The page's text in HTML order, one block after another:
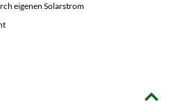
eigenen Solarstrom